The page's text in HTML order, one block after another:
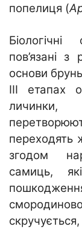
попелиця (
пов’язані
основи
III етапах
переходять
згодом
самиць,